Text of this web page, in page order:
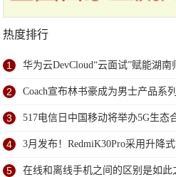
热度排行
1 华为云DevCloud“云面试”赋能湖
2 Coach宣布林书豪成为男士产品系
3 517电信日中国移动将举办5G生态
信息？
4 3月发布！RedmiK30Pro采用升降
5 在线和离线手机之间的区别是如此